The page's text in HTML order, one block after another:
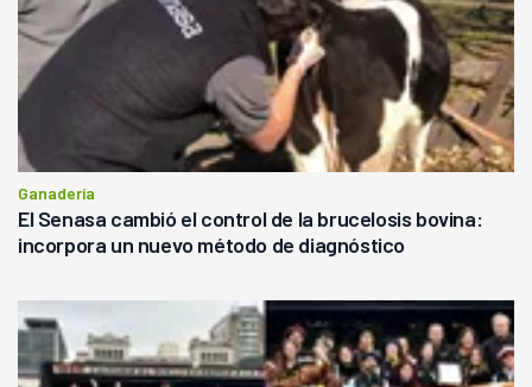
Ganadería
El Senasa cambió el control de la brucelosis bovina:
incorpora un nuevo método de diagnóstico